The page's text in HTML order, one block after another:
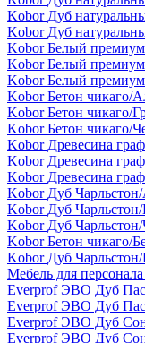
Kobor Дуб
Kobor Дуб
Kobor Белый
Kobor Белый
Kobor Белый
Kobor Бетон чикаго/
Kobor Бетон чикаго/
Kobor Бетон чикаго/
Kobor Древесина
Kobor Древесина
Kobor Древесина
Kobor Дуб
Kobor Дуб
Kobor Дуб
Kobor Бетон чикаго/
Kobor Дуб
Мебель для
Everprof ЭВО Дуб
Everprof ЭВО Дуб
Everprof ЭВО Дуб
Everprof ЭВО Дуб